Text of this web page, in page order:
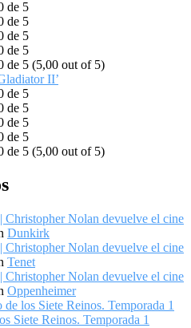
(5,00 out of 5)
II’
(5,00 out of 5)
Christopher Nolan devuelve el cine
Dunkirk
Christopher Nolan devuelve el cine
Tenet
Christopher Nolan devuelve el cine
Oppenheimer
los Siete Reinos. Temporada 1
Siete Reinos. Temporada 1